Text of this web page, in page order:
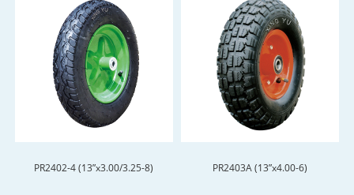
PR2402-4 (13”x3.00/3.25-8) PR2403A (13”x4.00-6)